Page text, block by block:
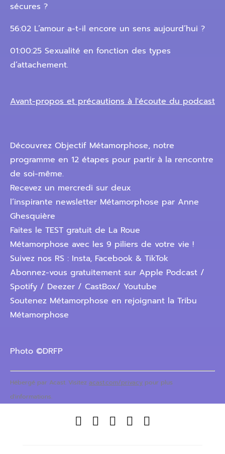
sécures ?
56:02 L’amour a-t-il encore un sens aujourd’hui ?
01:00:25 Sexualité en fonction des types
d’attachement.
Avant-propos et précautions à l'écoute du podcast
Découvrez Objectif Métamorphose, notre
programme en 12 étapes pour partir à la rencontre
de soi-même.
Recevez un mercredi sur deux
l’inspirante newsletter Métamorphose par Anne
Ghesquière
Faites le TEST gratuit de La Roue
Métamorphose avec les 9 piliers de votre vie !
Suivez nos RS : Insta, Facebook & TikTok
Abonnez-vous gratuitement sur Apple Podcast /
Spotify / Deezer / CastBox/ Youtube
Soutenez Métamorphose en rejoignant la Tribu
Métamorphose
Photo ©DRFP
Hébergé par Acast. Visitez acast.com/privacy pour plus
d'informations.
    